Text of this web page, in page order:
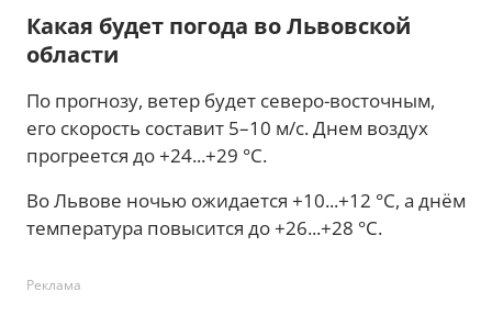
Какая будет погода во Львовской
области
По прогнозу, ветер будет северо-восточным,
его скорость составит 5–10 м/с. Днем воздух
прогреется до +24...+29 °C.
Во Львове ночью ожидается +10...+12 °C, а днём
температура повысится до +26...+28 °C.
Реклама